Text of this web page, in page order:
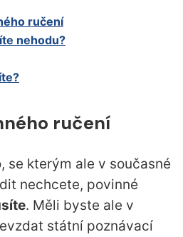
ručení
nehodu?
ručení
se kterým ale v současné
nechcete, povinné
. Měli byste ale v
státní poznávací